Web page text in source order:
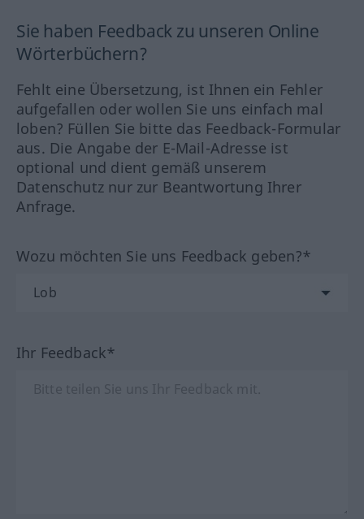
Sie haben Feedback zu unseren Online
Wörterbüchern?
Fehlt eine Übersetzung, ist Ihnen ein Fehler
aufgefallen oder wollen Sie uns einfach mal
loben? Füllen Sie bitte das Feedback-Formular
aus. Die Angabe der E-Mail-Adresse ist
optional und dient gemäß unserem
Datenschutz nur zur Beantwortung Ihrer
Anfrage.
Wozu möchten Sie uns Feedback geben?*
Ihr Feedback*